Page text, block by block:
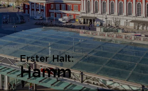
Erster Halt:
Hamm